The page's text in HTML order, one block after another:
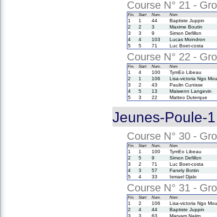
Course N° 21 -
Fin. Start Num. Nom
1 1 44
Baptiste Juppin
2
2 3
Maxime Boutin
3
3 9
Simon Defillon
4
4 103
Lucas Moindron
5
5 71 Luc Boet-costa
Course N° 22 -
Fin. Start Num. Nom
1 4 100
TymEo Libeau
2
1 106
Lisa-victoria Ngo
3
2 43
Paulin Cunisse
4
5 13
Maiwenn Langevin
5
3 22 Matteo Duterque
Jeunes-Poule-
Course N° 30 -
Fin. Start Num. Nom
1 1 100
TymEo Libeau
2
5 9
Simon Defillon
3
2 71
Luc Boet-costa
4
3 57
Fanely Bottin
5
4 33 Ismael Djalo
Course N° 31 -
Fin. Start Num. Nom
1 2 106
Lisa-victoria Ngo
2
4 44
Baptiste Juppin
3
3 63
Maryam Najim